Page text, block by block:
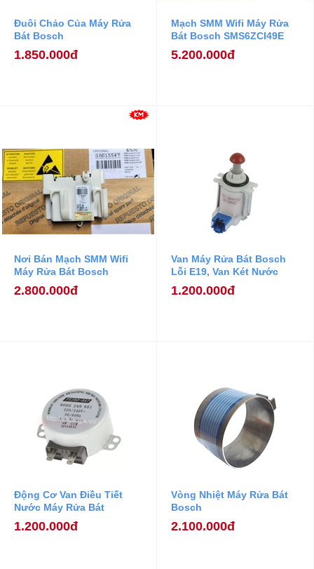
Đuôi Chảo Của Máy Rửa
Bát Bosch
1.850.000đ
Mạch SMM Wifi Máy Rửa
Bát Bosch SMS6ZCI49E
5.200.000đ
Nơi Bán Mạch SMM Wifi
Máy Rửa Bát Bosch
2.800.000đ
Van Máy Rửa Bát Bosch
Lỗi E19, Van Két Nước
Máy Rửa Bát Bosch.
1.200.000đ
Động Cơ Van Điều Tiết
Nước Máy Rửa Bát
1.200.000đ
Vòng Nhiệt Máy Rửa Bát
Bosch
2.100.000đ